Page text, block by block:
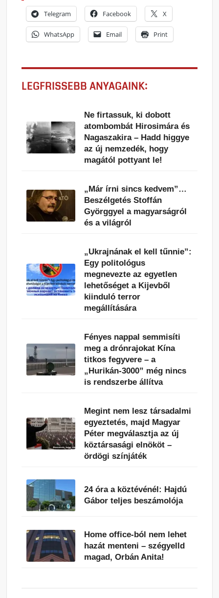
Telegram Facebook X
WhatsApp Email Print
LEGFRISSEBB ANYAGAINK:
Ne firtassuk, ki dobott
atombombát Hirosimára és
Nagaszakira – Hadd higgye
az új nemzedék, hogy
magától pottyant le!
„Már írni sincs kedvem”…
Beszélgetés Stoffán
Györggyel a magyarságról
és a világról
„Ukrajnának el kell tűnnie”:
Egy politológus
megnevezte az egyetlen
lehetőséget a Kijevből
kiinduló terror
megállítására
Fényes nappal semmisíti
meg a drónrajokat Kína
titkos fegyvere – a
„Hurikán-3000” még nincs
is rendszerbe állítva
Megint nem lesz társadalmi
egyeztetés, majd Magyar
Péter megválasztja az új
köztársasági elnököt –
ördögi színjáték
24 óra a köztévénél: Hajdú
Gábor teljes beszámolója
Home office-ból nem lehet
hazát menteni – szégyelld
magad, Orbán Anita!